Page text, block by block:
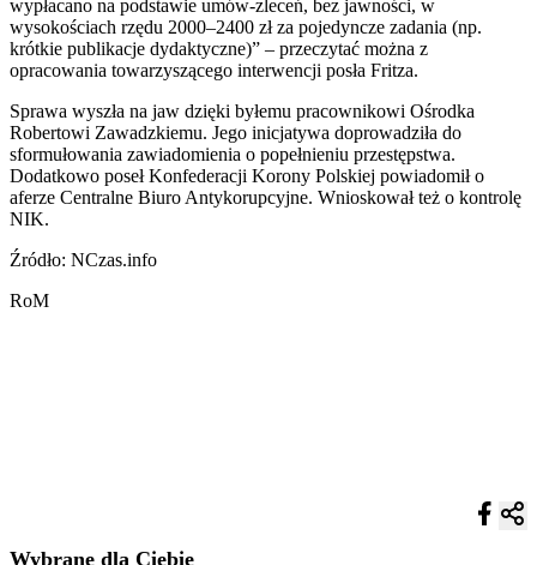
wypłacano na podstawie umów-zleceń, bez jawności, w
wysokościach rzędu 2000–2400 zł za pojedyncze zadania (np.
krótkie publikacje dydaktyczne)” – przeczytać można z
opracowania towarzyszącego interwencji posła Fritza.
Sprawa wyszła na jaw dzięki byłemu pracownikowi Ośrodka
Robertowi Zawadzkiemu. Jego inicjatywa doprowadziła do
sformułowania zawiadomienia o popełnieniu przestępstwa.
Dodatkowo poseł Konfederacji Korony Polskiej powiadomił o
aferze Centralne Biuro Antykorupcyjne. Wnioskował też o kontrolę
NIK.
Źródło: NCzas.info
RoM
Wybrane dla Ciebie